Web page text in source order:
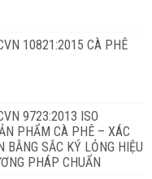
10821:2015 CÀ PHÊ
9723:2013 ISO
PHẨM CÀ PHÊ – XÁC
SẮC KÝ LỎNG HIỆU
PHÁP CHUẨN